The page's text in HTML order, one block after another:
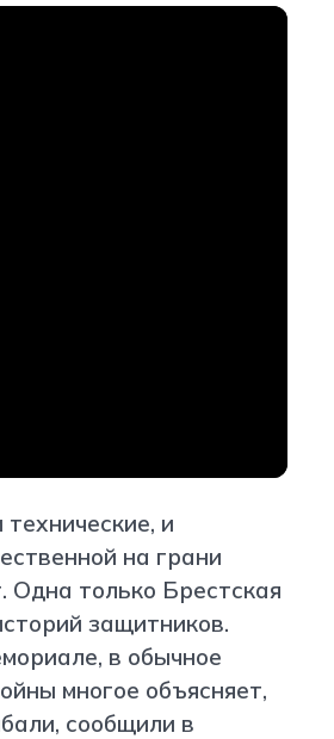
и
на грани
Одна только Брестская
защитников.
в обычное
многое объясняет,
сообщили в